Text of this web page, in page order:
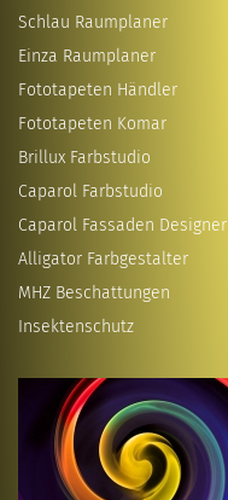
Schlau Raumplaner
Einza Raumplaner
Fototapeten Händler
Fototapeten Komar
Brillux Farbstudio
Caparol Farbstudio
Caparol Fassaden Designer
Alligator Farbgestalter
MHZ Beschattungen
Insektenschutz